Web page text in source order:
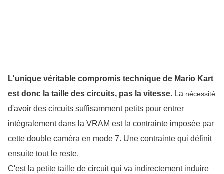
L'unique véritable compromis technique de Mario Kart
est donc la taille des circuits, pas la vitesse. La nécessité
d'avoir des circuits suffisamment petits pour entrer
intégralement dans la VRAM est la contrainte imposée par
cette double caméra en mode 7. Une contrainte qui définit
ensuite tout le reste.
C'est la petite taille de circuit qui va indirectement induire